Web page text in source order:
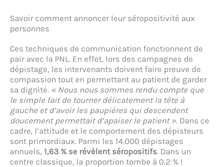
Savoir comment annoncer leur séropositivité aux
personnes
Ces techniques de communication fonctionnent de
pair avec la PNL. En effet, lors des campagnes de
dépistage, les intervenants doivent faire preuve de
compassion tout en permettant au patient de garder
sa dignité. « Nous nous sommes rendu compte que
le simple fait de tourner délicatement la tête à
gauche et d’avoir les paupières qui descendent
doucement permettait d’apaiser le patient ». Dans ce
cadre, l’attitude et le comportement des dépisteurs
sont primordiaux. Parmi les 14.000 dépistages
annuels, 1,63 % se révèlent séropositifs. Dans un
centre classique, la proportion tombe à 0,2 % !